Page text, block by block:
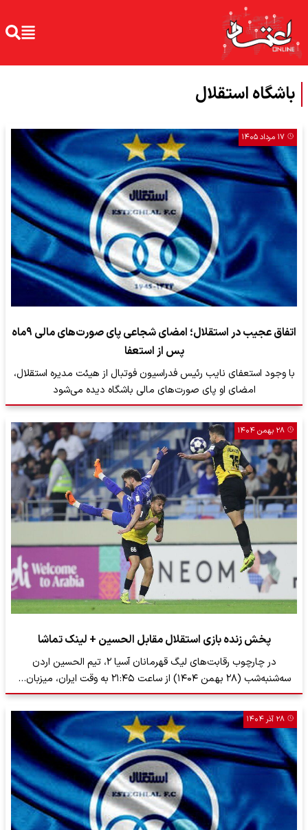
باشگاه استقلال
۱۷ مرداد ۱۴۰۵
اتفاق عجیب در استقلال؛ امضای شجاعی پای صورت‌های مالی ٩ماه
پس از استعفا
با وجود استعفای نایب رئیس فدراسیون فوتبال از هیئت مدیره استقلال،
امضای او پای صورت‌های مالی باشگاه دیده می‌شود
۲۸ بهمن ۱۴۰۴
پخش زنده بازی استقلال مقابل الحسین + لینک تماشا
در چارچوب رقابت‌های لیگ قهرمانان آسیا ۲، تیم الحسین اردن
سه‌شنبه‌شب (۲۸ بهمن ۱۴۰۴) از ساعت ۲۱:۴۵ به وقت ایران، میزبان…
۲۸ آذر ۱۴۰۴